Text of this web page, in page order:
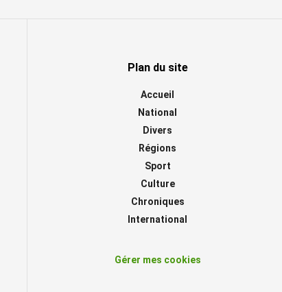
Plan du site
Accueil
National
Divers
Régions
Sport
Culture
Chroniques
International
Gérer mes cookies